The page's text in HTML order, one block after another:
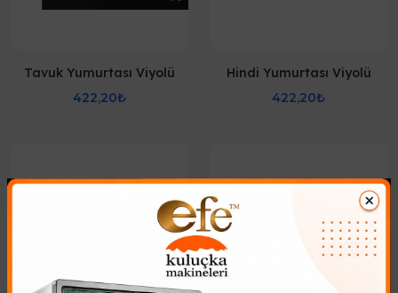
Tavuk Yumurtası Viyolü
422,20₺
Hindi Yumurtası Viyolü
422,20₺